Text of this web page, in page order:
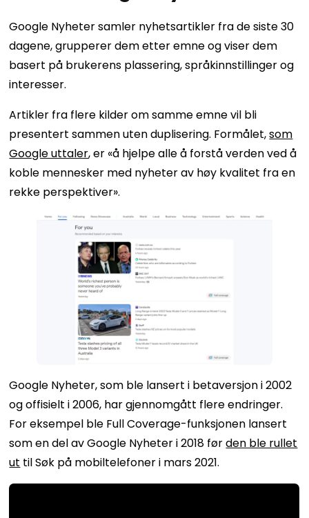
Google Nyheter samler nyhetsartikler fra de siste 30
dagene, grupperer dem etter emne og viser dem
basert på brukerens plassering, språkinnstillinger og
interesser.
Artikler fra flere kilder om samme emne vil bli
presentert sammen uten duplisering. Formålet,som
Google uttaler, er «å hjelpe alle å forstå verden ved å
koble mennesker med nyheter av høy kvalitet fra en
rekke perspektiver».
Google Nyheter, som ble lansert i betaversjon i 2002
og offisielt i 2006, har gjennomgått flere endringer.
For eksempel ble Full Coverage-funksjonen lansert
som en del av Google Nyheter i 2018 førden ble rullet
ut til Søk på mobiltelefoner i mars 2021.